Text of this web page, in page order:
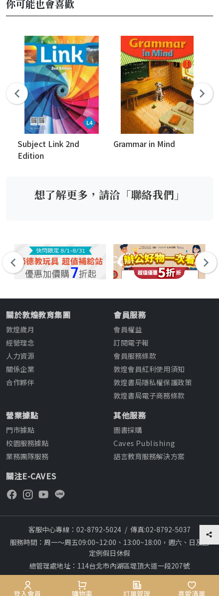
你可能也會喜歡
Subject Link 2nd
Edition
Grammar in Mind
想了解更多，請洽「聯絡我們」
關於敦煌教育集團
敦煌歲月
經營理念
人力資源
關係企業
合作夥伴
會員服務
會員權益
訂閱電子報
會員服務條款
敦煌會員紅利使用須知
敦煌書局隱私權保護政策
敦煌書局電子商務條款
營業據點
門市據點
校園服務據點
業務團隊服務
其他服務
圖書採購
Caves Publishing
語言教育服務解決方案
關注E-CAVES
客服中心專線：02-8792-5024 / 傳真:02-8792-5037
服務時間：周一～周五09:00~12:00、13:00~18:00，週六、日及國
定例假日休假
總管理處地址：114台北市內湖區堤頂大道一段207號
本網站建議採用chrome瀏覽器,瀏覽更順暢
Copyright © 2012~All rights reserved
登入會員 購物車 訂單管理 喜愛清單